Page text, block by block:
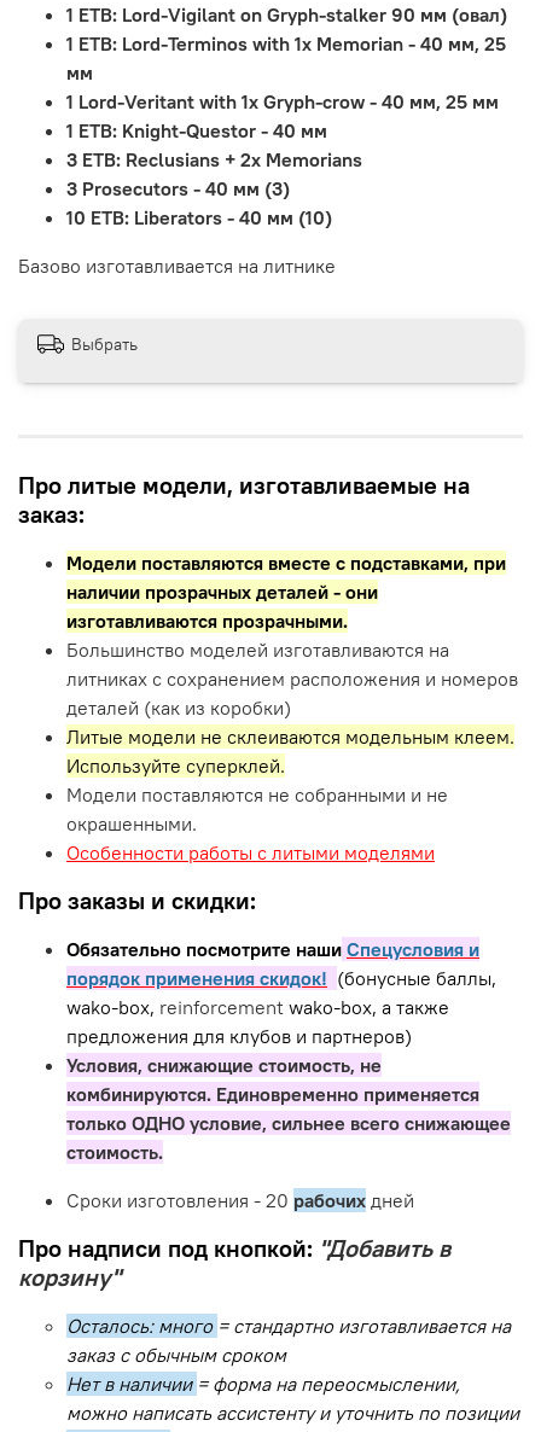
1 ETB: Lord-Vigilant on Gryph-stalker 90 мм (овал)
1 ETB: Lord-Terminos with 1x Memorian - 40 мм, 25
мм
1 Lord-Veritant with 1x Gryph-crow - 40 мм, 25 мм
1 ETB: Knight-Questor - 40 мм
3 ETB: Reclusians + 2x Memorians
3 Prosecutors - 40 мм (3)
10 ETB: Liberators - 40 мм (10)
Базово изготавливается на литнике
Выбрать
Про литые модели, изготавливаемые на
заказ:
Модели поставляются вместе с подставками, при
наличии прозрачных деталей - они
изготавливаются прозрачными.
Большинство моделей изготавливаются на
литниках с сохранением расположения и номеров
деталей (как из коробки)
Литые модели не склеиваются модельным клеем.
Используйте суперклей.
Модели поставляются не собранными и не
окрашенными.
Особенности работы с литыми моделями
Про заказы и скидки:
Обязательно посмотрите наши Спецусловия и
порядок применения скидок! (бонусные баллы,
wako-box, reinforcement wako-box, а также
предложения для клубов и партнеров)
Условия, снижающие стоимость, не
комбинируются. Единовременно применяется
только ОДНО условие, сильнее всего снижающее
стоимость.
Сроки изготовления - 20 рабочих дней
Про надписи под кнопкой: "Добавить в
корзину"
Осталось: много = стандартно изготавливается на
заказ с обычным сроком
Нет в наличии = форма на переосмыслении,
можно написать ассистенту и уточнить по позиции